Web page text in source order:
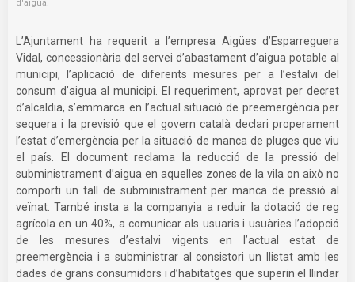
d'aigua.
L’Ajuntament ha requerit a l’empresa Aigües d’Esparreguera
Vidal, concessionària del servei d’abastament d’aigua potable al
municipi, l’aplicació de diferents mesures per a l’estalvi del
consum d’aigua al municipi. El requeriment, aprovat per decret
d’alcaldia, s’emmarca en l’actual situació de preemergència per
sequera i la previsió que el govern català declari properament
l’estat d’emergència per la situació de manca de pluges que viu
el país. El document reclama la reducció de la pressió del
subministrament d’aigua en aquelles zones de la vila on això no
comporti un tall de subministrament per manca de pressió al
veïnat. També insta a la companyia a reduir la dotació de reg
agrícola en un 40%, a comunicar als usuaris i usuàries l’adopció
de les mesures d’estalvi vigents en l’actual estat de
preemergència i a subministrar al consistori un llistat amb les
dades de grans consumidors i d’habitatges que superin el llindar